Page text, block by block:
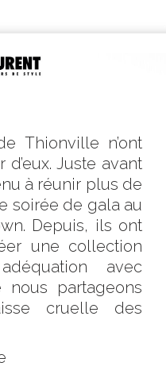
Thionville n’ont
Juste avant
à réunir plus de
soirée de gala au
Depuis, ils ont
une collection
avec
nous partageons
cruelle des